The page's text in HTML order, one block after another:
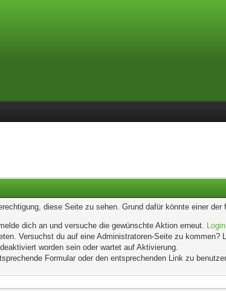
diese Seite zu sehen. Grund dafür könnte einer der
dich an und versuche die gewünschte Aktion erneut. Login
Versuchst du auf eine Administratoren-Seite zu
worden sein oder wartet auf Aktivierung.
Formular oder den entsprechenden Link zu